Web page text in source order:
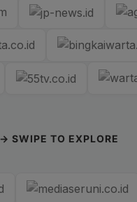
SWIPE TO EXPLORE